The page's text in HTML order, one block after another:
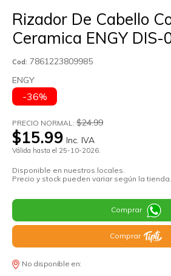
Rizador De Cabello
Ceramica ENGY
Cod: 7861223809985
ENGY
-36%
PRECIO NORMAL: $24.99
$15.99 Inc. IVA
Válida hasta el 25-10-2026.
Disponible en nuestros locales.
Precio y stock pueden variar según la tienda.
Comprar
Comprar
No disponible en: